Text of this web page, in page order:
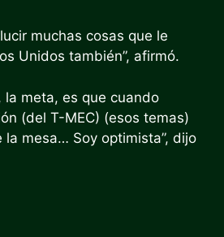
muchas cosas que le
Unidos también”, afirmó.
la meta, es que cuando
(del T-MEC) (esos temas)
la mesa… Soy optimista”, dijo